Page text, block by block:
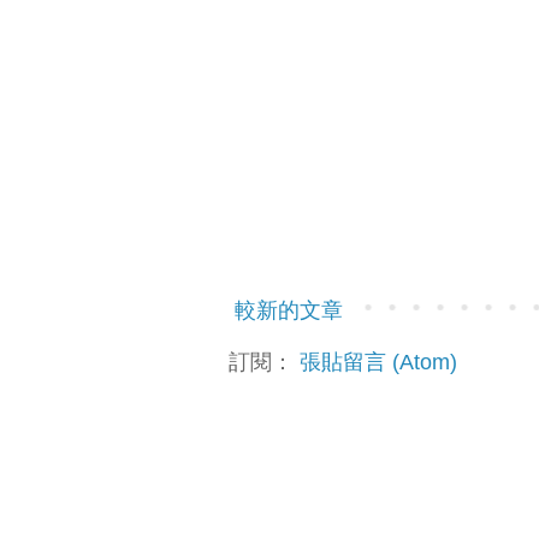
較新的文章
訂閱： 張貼留言 (Atom)